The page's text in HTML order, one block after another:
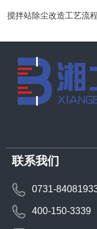
搅拌站除尘改造工艺流
联系我们
0731-
400-150-3339